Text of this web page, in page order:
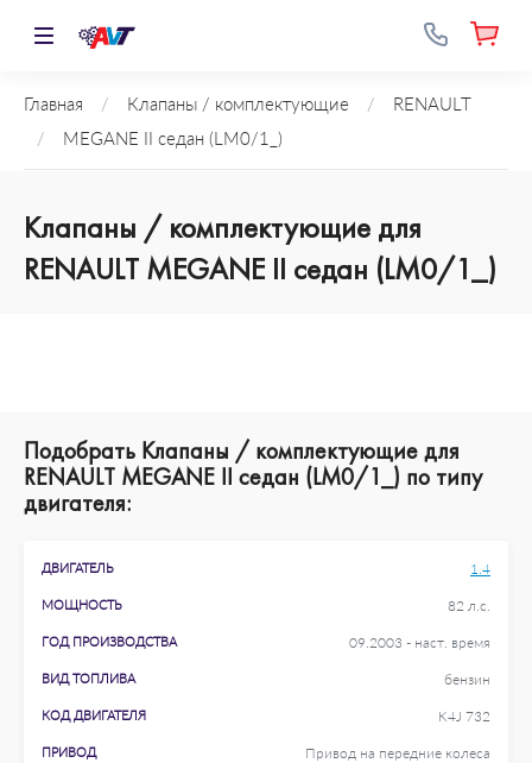
Главная / Клапаны / комплектующие /
RENAULT
/
MEGANE II седан (LM0/1_)
Клапаны / комплектующие для
RENAULT MEGANE II седан (LM0/1_)
Подобрать Клапаны / комплектующие для
RENAULT MEGANE II седан (LM0/1_) по типу
двигателя:
ДВИГАТЕЛЬ 1.4
МОЩНОСТЬ 82 л.с.
ГОД ПРОИЗВОДСТВА 09.2003 - наст. время
ВИД ТОПЛИВА бензин
КОД ДВИГАТЕЛЯ K4J 732
ПРИВОД Привод на передние колеса